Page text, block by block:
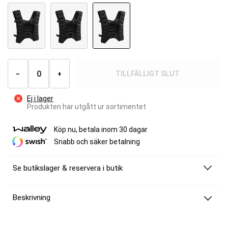
−
Antal
+ TILLFÄLLIGT SLUT
Ej i lager
Produkten har utgått ur sortimentet
Köp nu, betala inom 30 dagar
Snabb och säker betalning
Se butikslager & reservera i butik
Beskrivning